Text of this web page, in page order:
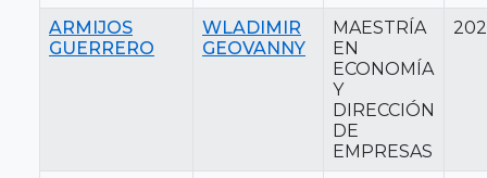
ARMIJOS
GUERRERO
WLADIMIR
GEOVANNY
MAESTRÍA
EN
ECONOMÍA
Y
DIRECCIÓN
DE
EMPRESAS